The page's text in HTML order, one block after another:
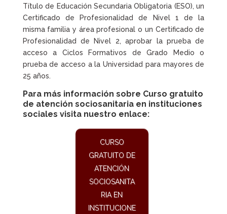
Título de Educación Secundaria Obligatoria (ESO), un
Certificado de Profesionalidad de Nivel 1 de la
misma familia y área profesional o un Certificado de
Profesionalidad de Nivel 2, aprobar la prueba de
acceso a Ciclos Formativos de Grado Medio o
prueba de acceso a la Universidad para mayores de
25 años.
Para más información sobre Curso gratuito
de atención sociosanitaria en instituciones
sociales visita nuestro enlace:
CURSO
GRATUITO DE
ATENCIÓN
SOCIOSANITA
RIA EN
INSTITUCIONE